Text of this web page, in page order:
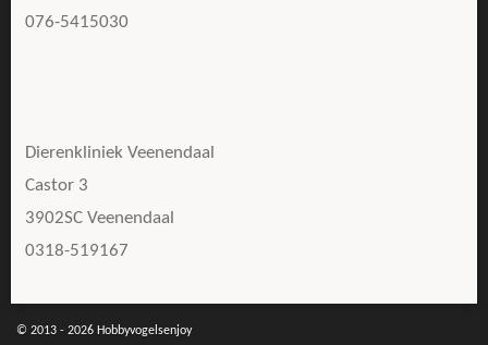
076-5415030
Dierenkliniek Veenendaal
Castor 3
3902SC Veenendaal
0318-519167
© 2013 - 2026 Hobbyvogelsenjoy